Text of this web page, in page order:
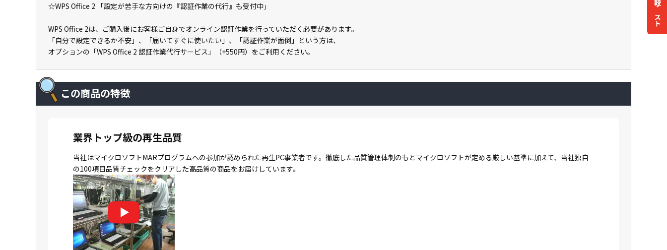
リスト
☆WPS Office 2 「設定が苦手な方向けの『認証作業の代行』も受付中」
WPS Office 2は、ご購入後にお客様ご自身でオンライン認証作業を行っていただく必要があります。
「自分で設定できるか不安」、「届いてすぐに使いたい」、「認証作業が面倒」という方は、
オプションの「WPS Office 2 認証作業代行サービス」（+550円）をご利用ください。
この商品の特徴
業界トップ級の再生品質
当社はマイクロソフトMARプログラムへの参加が認められた再生PC事業者です。徹底した品質管理体制のもとマイクロソフトが定める厳しい基準に加えて、当社独自
の100項目品質チェックをクリアした高品質の商品をお届けしています。